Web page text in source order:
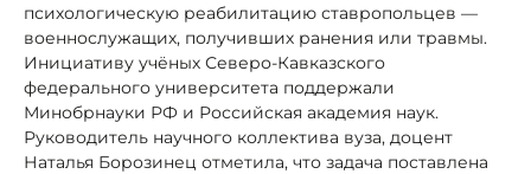
психологическую реабилитацию ставропольцев —
военнослужащих, получивших ранения или травмы.
Инициативу учёных Северо-Кавказского
федерального университета поддержали
Минобрнауки РФ и Российская академия наук.
Руководитель научного коллектива вуза, доцент
Наталья Борозинец отметила, что задача поставлена